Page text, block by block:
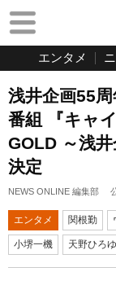
エンタメ
浅井企画55
番組 『キャ
GOLD ～浅
決定
NEWS ONLINE 編集部 公
エンタメ 関根勤
小堺一機 天野ひろ